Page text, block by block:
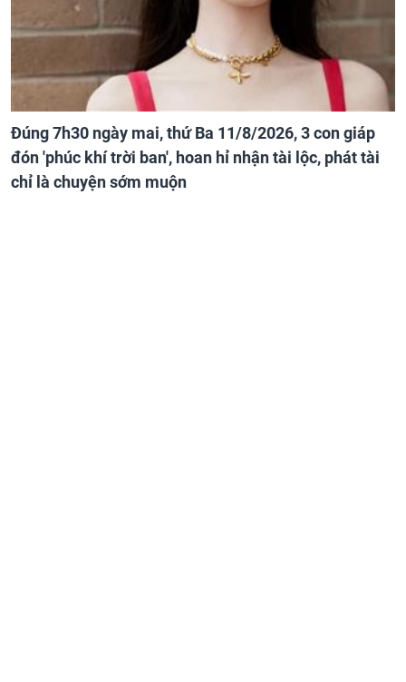
Đúng 7h30 ngày mai, thứ Ba 11/8/2026, 3 con giáp
đón 'phúc khí trời ban', hoan hỉ nhận tài lộc, phát tài
chỉ là chuyện sớm muộn